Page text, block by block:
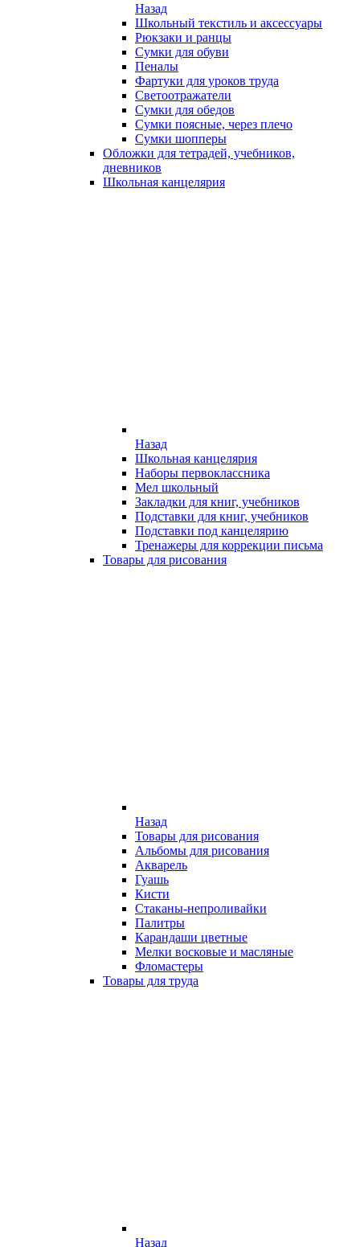
Назад
Школьный текстиль и аксессуары
Рюкзаки и ранцы
Сумки для обуви
Пеналы
Фартуки для уроков труда
Светоотражатели
Сумки для обедов
Сумки поясные, через плечо
Сумки шопперы
Обложки для тетрадей, учебников,
дневников
Школьная канцелярия
Назад
Школьная канцелярия
Наборы первоклассника
Мел школьный
Закладки для книг, учебников
Подставки для книг, учебников
Подставки под канцелярию
Тренажеры для коррекции письма
Товары для рисования
Назад
Товары для рисования
Альбомы для рисования
Акварель
Гуашь
Кисти
Стаканы-непроливайки
Палитры
Карандаши цветные
Мелки восковые и масляные
Фломастеры
Товары для труда
Назад